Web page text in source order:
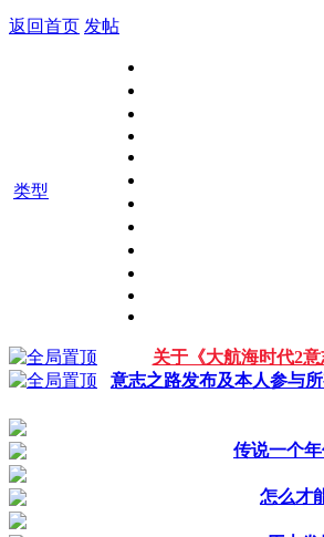
返回首页 发帖
类型
关于《大航海时代2
意志之路发布及本人参与所
传说一个
怎么才